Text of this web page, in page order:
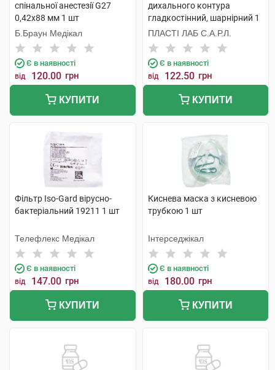
спінальної анестезії G27
0,42x88 мм 1 шт
Б.Браун Медікал
Є в наявності
від 120.00 грн
КУПИТИ
дихального контура
гладкостінний, шарнірний 1
шт
ПЛАСТІ ЛАБ С.А.Р.Л.
Є в наявності
від 122.50 грн
КУПИТИ
Фільтр Iso-Gard вірусно-
бактеріальний 19211 1 шт
Телефлекс Медікал
Є в наявності
від 147.00 грн
КУПИТИ
Киснева маска з кисневою
трубкою 1 шт
Інтерседжікал
Є в наявності
від 180.00 грн
КУПИТИ